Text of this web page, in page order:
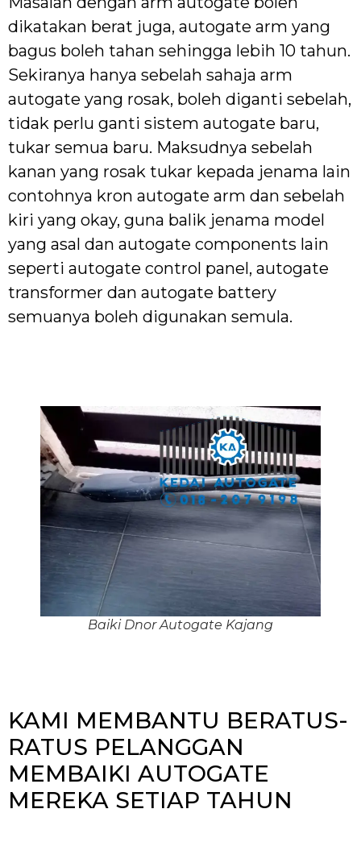
dikatakan berat juga, autogate arm yang
bagus boleh tahan sehingga lebih 10 tahun.
Sekiranya hanya sebelah sahaja arm
autogate yang rosak, boleh diganti sebelah,
tidak perlu ganti sistem autogate baru,
tukar semua baru. Maksudnya sebelah
kanan yang rosak tukar kepada jenama lain
contohnya kron autogate arm dan sebelah
kiri yang okay, guna balik jenama model
yang asal dan autogate components lain
seperti autogate control panel, autogate
transformer dan autogate battery
semuanya boleh digunakan semula.
Baiki Dnor Autogate Kajang
KAMI MEMBANTU BERATUS-
RATUS PELANGGAN
MEMBAIKI AUTOGATE
MEREKA SETIAP TAHUN